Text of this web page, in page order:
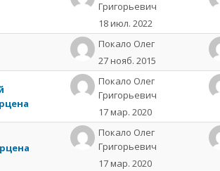
Григорьевич
18 июл. 2022
Пoкaлo Олeг
27 нояб. 2015
Покало Олег
Григорьевич
17 мар. 2020
Покало Олег
Григорьевич
17 мар. 2020